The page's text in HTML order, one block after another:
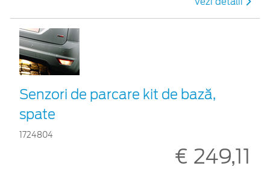
Senzori de parcare kit de bază,
spate
1724804
€ 249,11